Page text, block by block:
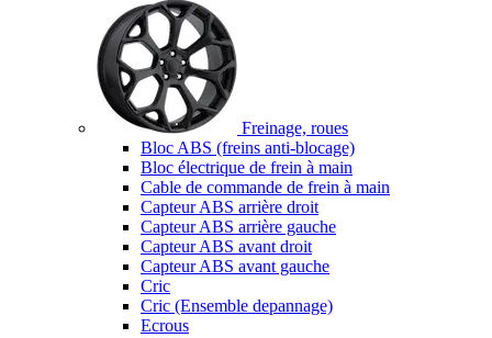
Freinage, roues
Bloc ABS (freins anti-blocage)
Bloc électrique de frein à main
Cable de commande de frein à main
Capteur ABS arrière droit
Capteur ABS arrière gauche
Capteur ABS avant droit
Capteur ABS avant gauche
Cric
Cric (Ensemble depannage)
Ecrous